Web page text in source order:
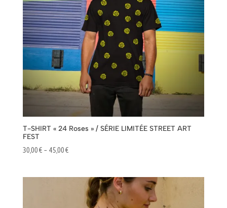
T-SHIRT « 24 Roses » / SÉRIE LIMITÉE STREET ART
FEST
30,00€ – 45,00€Plage